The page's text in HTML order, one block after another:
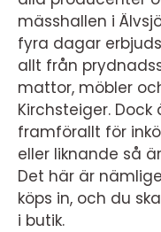
mässhallen i
fyra dagar
allt från
mattor, möbler
Kirchsteiger.
framförallt för
eller liknande så
Det här är
köps in, och du
i butik.